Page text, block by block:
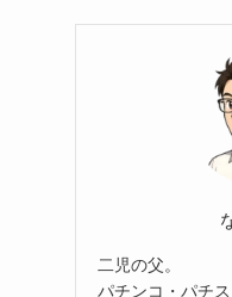
二児の父。
パチンコ・パチ